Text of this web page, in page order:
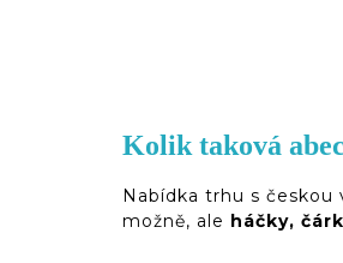
Kolik taková
Nabídka trhu s českou
možně, ale háčky,